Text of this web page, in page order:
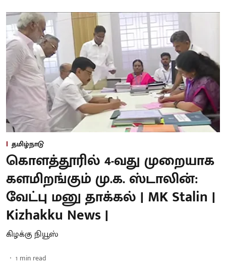
தமிழ்நாடு
கொளத்தூரில் 4-வது முறையாக
களமிறங்கும் மு.க. ஸ்டாலின்:
வேட்பு மனு தாக்கல் | MK Stalin |
Kizhakku News |
கிழக்கு நியூஸ்
1 min read